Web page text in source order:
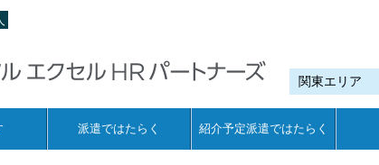
派遣ではたらく 紹介予定派遣ではたらく